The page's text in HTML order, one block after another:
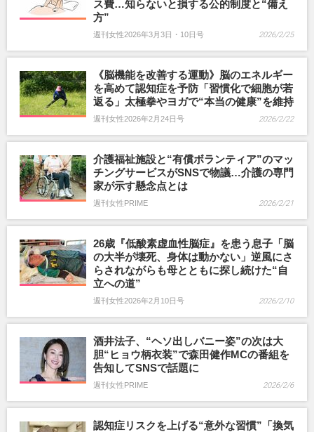
ス費…知らないと損する公的制度と“備え
方”
週刊女性2026年3月3日・10日号 2026/2/25
《脳機能を改善する運動》脳のエネルギー
を高めて認知症を予防「習慣化で細胞が若
返る」太極拳やヨガで“本当の健康”を維持
週刊女性2026年2月24日号 2026/2/22
介護福祉施設と“有償ボランティア”のマッ
チングサービスがSNSで物議…介護の専門
家が示す懸念点とは
週刊女性PRIME 2026/2/21
26歳『低酸素虚血性脳症』を患う息子「脳
の大半が壊死、身体は動かない」逆風にさ
らされながらも母とともに探し続けた“自
立への道”
週刊女性2026年2月10日号 2026/2/10
酒井法子、“ヘソ出しバニー姿”の次は大
胆“ヒョウ柄衣装”で森田健作MCの番組を
告知してSNSで話題に
週刊女性PRIME 2026/2/6
認知症リスクを上げる“意外な習慣”「換気